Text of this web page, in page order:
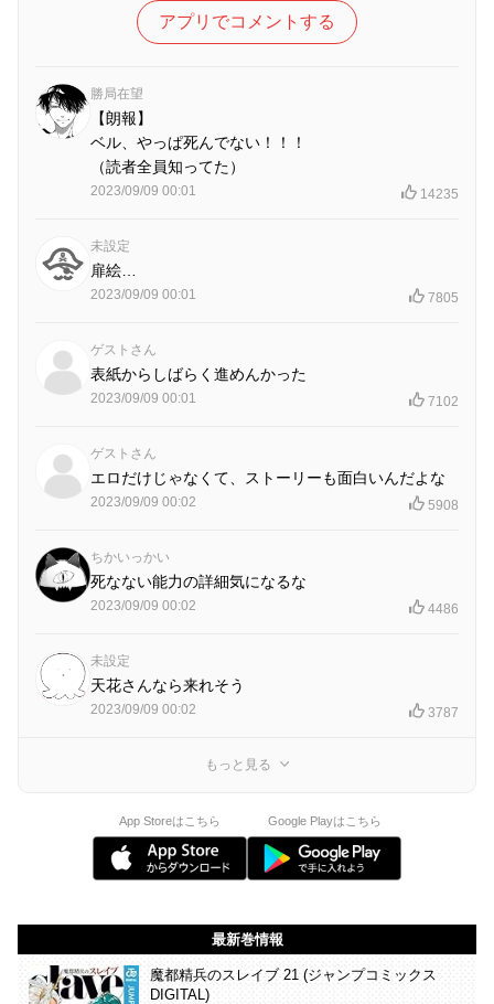
アプリでコメントする
勝局在望
【朗報】
ベル、やっぱ死んでない！！！
（読者全員知ってた）
2023/09/09 00:01 14235
未設定
扉絵…
2023/09/09 00:01 7805
ゲストさん
表紙からしばらく進めんかった
2023/09/09 00:01 7102
ゲストさん
エロだけじゃなくて、ストーリーも面白いんだよな
2023/09/09 00:02 5908
ちかいっかい
死なない能力の詳細気になるな
2023/09/09 00:02 4486
未設定
天花さんなら来れそう
2023/09/09 00:02 3787
もっと見る
App Storeはこちら Google Playはこちら
最新巻情報
魔都精兵のスレイブ 21 (ジャンプコミックス
DIGITAL)